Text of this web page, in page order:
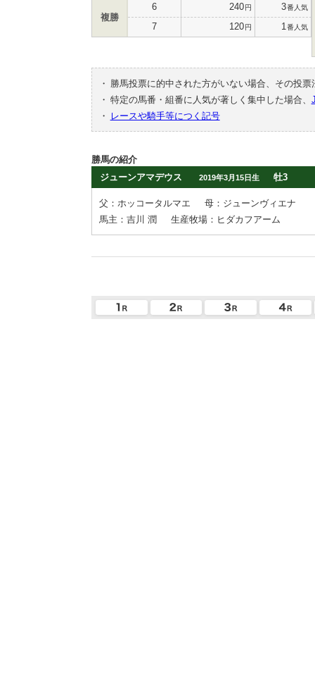
複勝
6 240円 3番人気
7 120円 1 番人気
・
勝馬投票に的中された方がいない場合、その投
・ 特定の馬番・組番に人気が著しく集中した場合、
・
レースや騎手等につく記号
勝馬の紹介
ジューンアマデウス
2019年3月15日生 牡3
父：ホッコータルマエ
母：ジューンヴィエナ
馬主：吉川 潤
生産牧場：ヒダカフアーム